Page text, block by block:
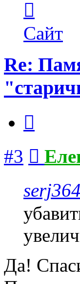
пользователя
Елена
ПластЭксперт
Сайт
Re:
#3
serj364
Да!